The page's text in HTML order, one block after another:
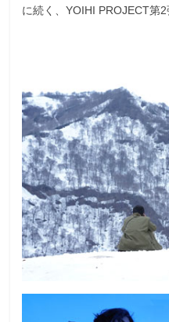
に続く、YOIHI PROJECT第2